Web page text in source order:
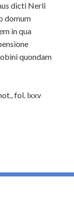
dicti Nerli
domum
in qua
quondam
fol. lxxv